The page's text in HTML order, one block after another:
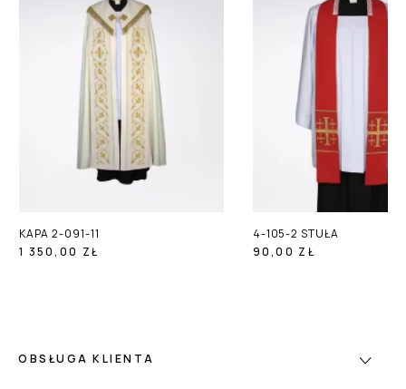
KAPA 2-091-11
1 350,00 ZŁ
4-105-2 STUŁA
90,00 ZŁ
OBSŁUGA KLIENTA